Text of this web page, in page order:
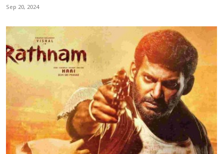
Sep 20, 2024